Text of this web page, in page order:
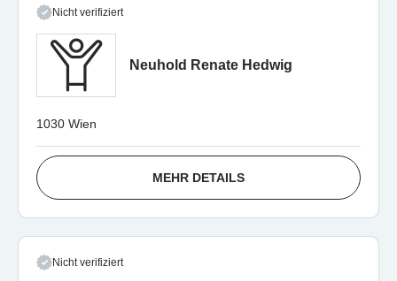
Nicht verifiziert
Neuhold Renate Hedwig
1030 Wien
MEHR DETAILS
Nicht verifiziert